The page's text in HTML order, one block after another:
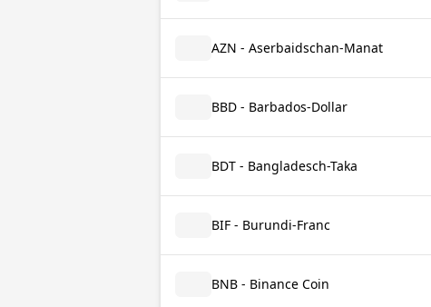
AZN - Aserbaidschan-Manat
BBD - Barbados-Dollar
BDT - Bangladesch-Taka
BIF - Burundi-Franc
BNB - Binance Coin